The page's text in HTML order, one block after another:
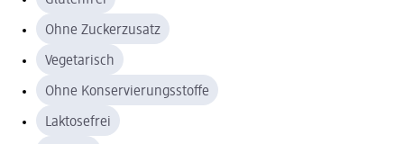
Ohne Zuckerzusatz
Vegetarisch
Ohne Konservierungsstoffe
Laktosefrei